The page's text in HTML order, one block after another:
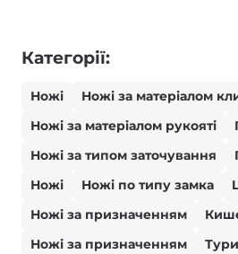
Категорії:
Ножі Ножі за матеріалом
Ножі за матеріалом рукояті
Ножі за типом заточування
Ножі
Ножі по типу замка
Ножі за призначенням
Ножі за призначенням